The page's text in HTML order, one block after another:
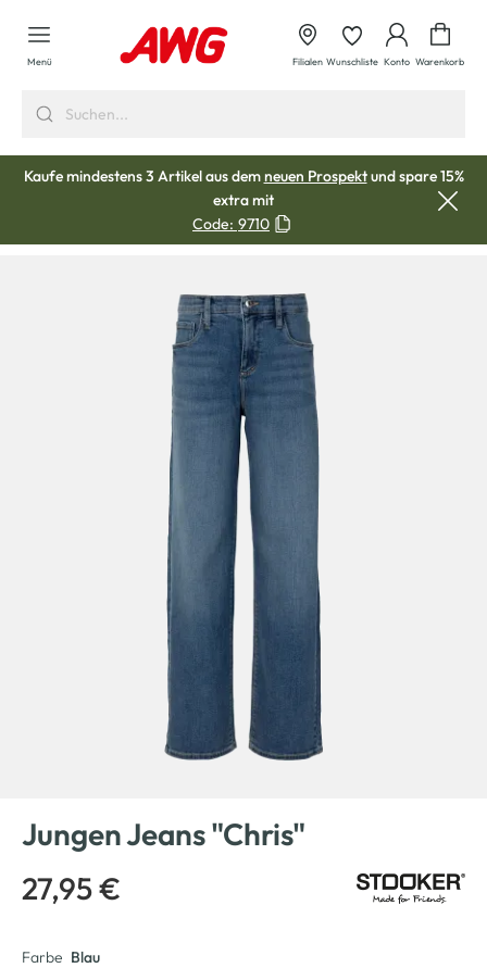
springen
Menü Filialen Wunschliste Konto Warenkorb
Kaufe mindestens 3 Artikel aus demneuen Prospektund spare 15%
extra mit
Code: 9710
Jungen Jeans "Chris"
27,95 €
Farbe Blau